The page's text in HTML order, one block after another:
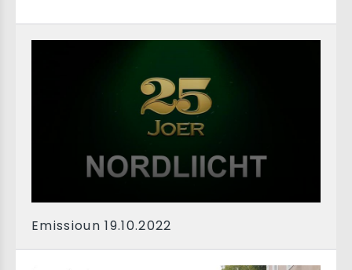
Emissioun 19.10.2022